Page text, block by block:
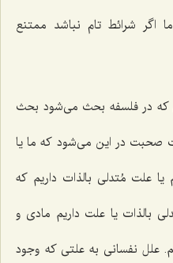
اگر شرائط تام نباشد ممتنع
كه در فلسفه بحث مى‌شود بحث
در این مى‌شود كه ما یا
علت مُتدلى بالذات داریم كه
بالذات یا علت داریم مادى و
علل نفسانى به علتى كه وجود